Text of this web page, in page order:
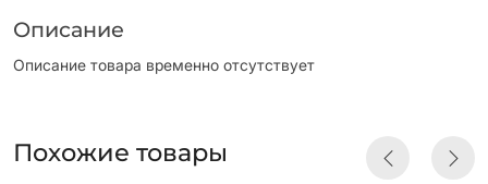
Описание
Описание товара временно отсутствует
Похожие товары